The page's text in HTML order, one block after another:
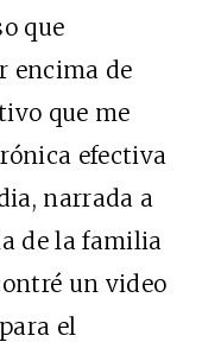
que
encima de
que me
efectiva
narrada a
de la familia
un video
el